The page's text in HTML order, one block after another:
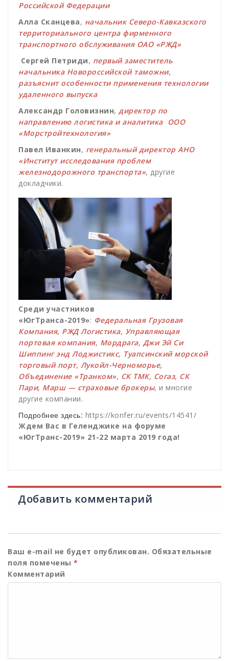
Российской Федерации
Алла Сканцева, начальник Северо-Кавказского
территориального центра фирменного
транспортного обслуживания ОАО «РЖД»
Сергей Петриди, первый заместитель
начальника Новороссийской таможни,
разъяснит особенности применения технологии
удаленного выпуска
Александр Головизнин, директор по
направлению логистика и аналитика ООО
«Морстройтехнология»
Павел Иванкин, генеральный директор АНО
«Институт исследования проблем
железнодорожного транспорта», другие
докладчики.
Среди участников
«ЮгТранса-2019»: Федеральная Грузовая
Компания, РЖД Логистика, Управляющая
портовая компания, Мордрага, Джи Эй Си
Шиппинг энд Лоджистикс, Туапсинский морской
торговый порт, Лукойл-Черноморье,
Объединение «Транком», СК ТМК, Согаз, СК
Пари, Марш — страховые брокеры, и многие
другие компании.
Подробнее здесь: https://konfer.ru/events/14541/
Ждем Вас в Геленджике на форуме
«ЮгТранс-2019» 21-22 марта 2019 года!
Добавить комментарий
Ваш e-mail не будет опубликован. Обязательные
поля помечены *
Комментарий